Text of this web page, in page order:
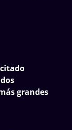
grandes